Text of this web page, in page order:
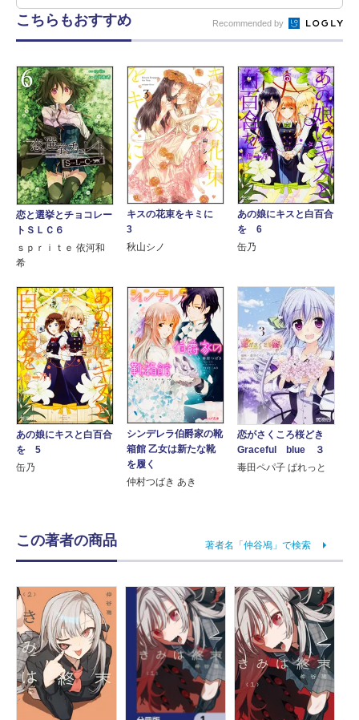
こちらもおすすめ Recommended by
恋と選挙とチョコレー
トＳＬＣ６
ｓｐｒｉｔｅ 依河和
希
キスの花束をキミに
3
秋山シノ
あの娘にキスと白百合
を 6
缶乃
あの娘にキスと白百合
を 5
缶乃
シンデレラ伯爵家の靴
箱館 乙女は新たな靴
を履く
仲村つばき あき
恋がさくころ桜どき
Graceful blue ３
毒田ペパ子 ぱれっと
この著者の商品 著者名「仲谷鳰」で検索